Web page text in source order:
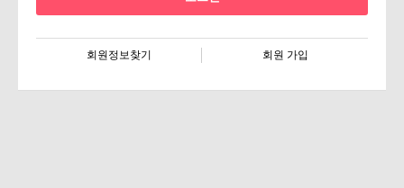
회원정보찾기 회원 가입